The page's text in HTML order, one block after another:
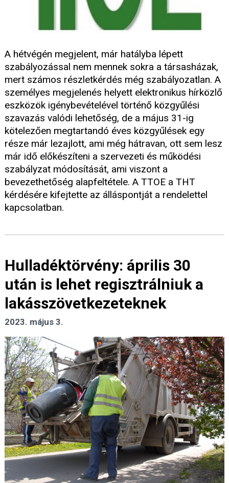
A hétvégén megjelent, már hatályba lépett
szabályozással nem mennek sokra a társasházak,
mert számos részletkérdés még szabályozatlan. A
személyes megjelenés helyett elektronikus hírközlő
eszközök igénybevételével történő közgyűlési
szavazás valódi lehetőség, de a május 31-ig
kötelezően megtartandó éves közgyűlések egy
része már lezajlott, ami még hátravan, ott sem lesz
már idő előkészíteni a szervezeti és működési
szabályzat módosítását, ami viszont a
bevezethetőség alapfeltétele. A TTOE a THT
kérdésére kifejtette az álláspontját a rendelettel
kapcsolatban.
Hulladéktörvény: április 30
után is lehet regisztrálniuk a
lakásszövetkezeteknek
2023. május 3.